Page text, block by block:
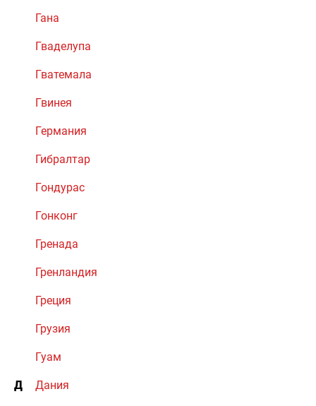
Гана
Гваделупа
Гватемала
Гвинея
Германия
Гибралтар
Гондурас
Гонконг
Гренада
Гренландия
Греция
Грузия
Гуам
Д Дания